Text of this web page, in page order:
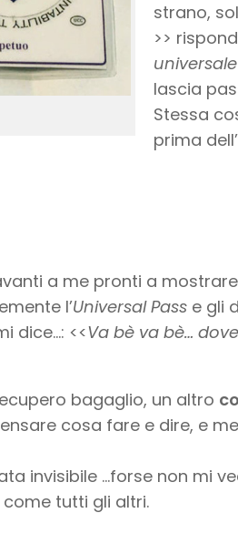
strano,
>>
universale
lascia
Stessa
prima
a me pronti a
l’Universal Pass e gli
dice…: <<Va bè va bè…
bagaglio, un altro
cosa fare e dire, e
invisibile …forse non mi
tutti gli altri.